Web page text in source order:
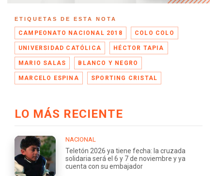
ETIQUETAS DE ESTA NOTA
CAMPEONATO NACIONAL 2018 COLO COLO
UNIVERSIDAD CATÓLICA HÉCTOR TAPIA
MARIO SALAS BLANCO Y NEGRO
MARCELO ESPINA SPORTING CRISTAL
LO MÁS RECIENTE
NACIONAL
Teletón 2026 ya tiene fecha: la cruzada
solidaria será el 6 y 7 de noviembre y ya
cuenta con su embajador